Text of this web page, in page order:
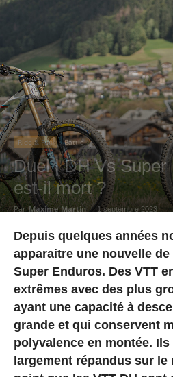
Ride & Fun Battle
Duel | DH Vs Super
est-il mort ?
Par Maxime Martin - 1 septembre 2023
Depuis quelques années
apparaitre une nouvelle
Super Enduros. Des VTT
extrêmes avec des plus
ayant une capacité à
grande et qui conservent
polyvalence en montée.
largement répandus sur le